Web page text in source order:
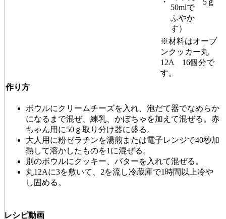
50mlで
ふやか
す）
※材料はオーブ
ンクッカー丸
12A 16個分で
す。
作り方
ボウルにクリームチーズを入れ、泡だて器でなめらか
になるまで混ぜ、練乳、かぼちゃを加えて混ぜる。赤
ちゃん用に50ｇ取り分け器に盛る。
大人用に粉ゼラチンを湯煎または電子レンジで40秒加
熱して溶かしたものを1に混ぜる。
別のボウルにクッキー、バターを入れて混ぜる。
丸12Aに3を敷いて、2を流し冷蔵庫で1時間以上冷や
し固める。
レシピ動画